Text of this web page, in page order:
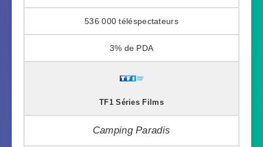
536 000
3%
TF1 Séries Films
Camping Paradis